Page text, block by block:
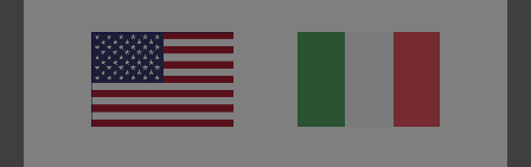
Punteggio medio
5.0/5